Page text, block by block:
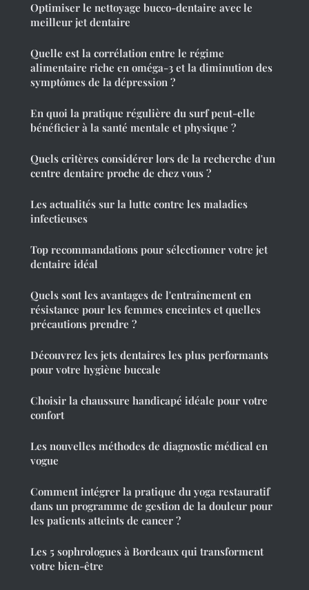
Optimiser le nettoyage bucco-dentaire avec le
meilleur jet dentaire
Quelle est la corrélation entre le régime
alimentaire riche en oméga-3 et la diminution des
symptômes de la dépression ?
En quoi la pratique régulière du surf peut-elle
bénéficier à la santé mentale et physique ?
Quels critères considérer lors de la recherche d'un
centre dentaire proche de chez vous ?
Les actualités sur la lutte contre les maladies
infectieuses
Top recommandations pour sélectionner votre jet
dentaire idéal
Quels sont les avantages de l'entraînement en
résistance pour les femmes enceintes et quelles
précautions prendre ?
Découvrez les jets dentaires les plus performants
pour votre hygiène buccale
Choisir la chaussure handicapé idéale pour votre
confort
Les nouvelles méthodes de diagnostic médical en
vogue
Comment intégrer la pratique du yoga restauratif
dans un programme de gestion de la douleur pour
les patients atteints de cancer ?
Les 5 sophrologues à Bordeaux qui transforment
votre bien-être